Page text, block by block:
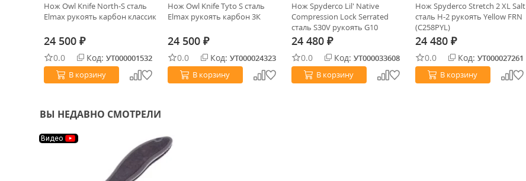
Нож Owl Knife North-S сталь
Elmax рукоять карбон классик
24 500 ₽
0.0 Код: УТ000001532
В корзину
Нож Owl Knife Tyto S сталь
Elmax рукоять карбон 3К
24 500 ₽
0.0 Код: УТ000024323
В корзину
Нож Spyderco Lil' Native
Compression Lock Serrated
сталь S30V рукоять G10
(C230GS)
24 480 ₽
0.0 Код: УТ000033608
В корзину
Нож Spyderco Stretch 2 XL Salt
сталь H-2 рукоять Yellow FRN
(C258PYL)
24 480 ₽
0.0 Код: УТ000027261
В корзину
ВЫ НЕДАВНО СМОТРЕЛИ
Видео